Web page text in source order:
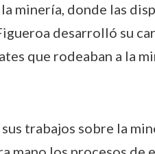
minería, donde las
desarrolló su
que rodeaban a la
trabajos sobre la